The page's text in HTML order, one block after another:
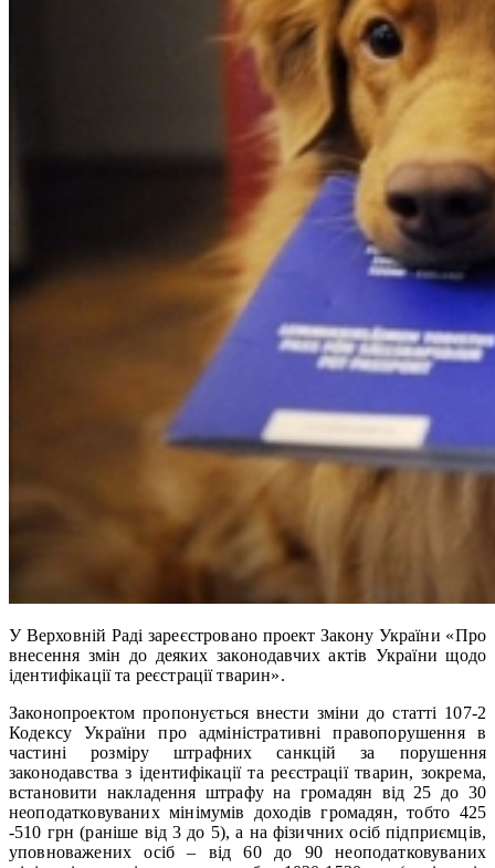
У Верховній Раді зареєстровано проект Закону України «Про
внесення змін до деяких законодавчих актів України щодо
ідентифікації та реєстрації тварин».
Законопроектом пропонується внести зміни до статті 107-2
Кодексу України про адміністративні правопорушення в
частині розміру штрафних санкцій за порушення
законодавства з ідентифікації та реєстрації тварин, зокрема,
встановити накладення штрафу на громадян від 25 до 30
неоподатковуваних мінімумів доходів громадян, тобто 425
-510 грн (раніше від 3 до 5), а на фізичних осіб підприємців,
уповноважених осіб – від 60 до 90 неоподатковуваних